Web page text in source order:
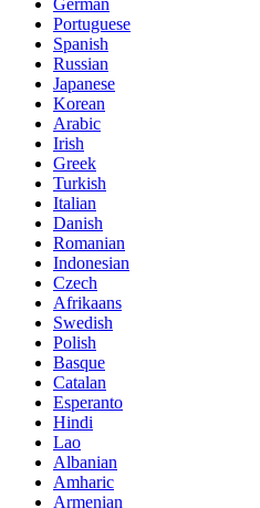
German
Portuguese
Spanish
Russian
Japanese
Korean
Arabic
Irish
Greek
Turkish
Italian
Danish
Romanian
Indonesian
Czech
Afrikaans
Swedish
Polish
Basque
Catalan
Esperanto
Hindi
Lao
Albanian
Amharic
Armenian